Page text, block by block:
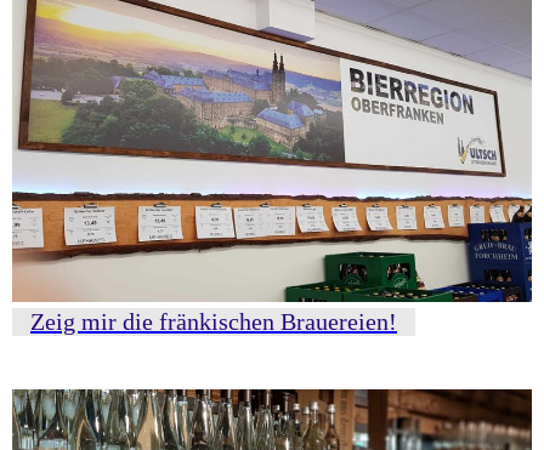
Zeig mir die fränkischen Brauereien!